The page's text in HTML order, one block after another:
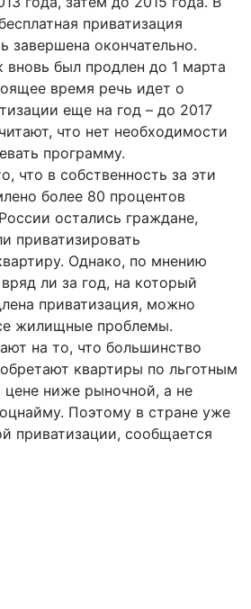
приватизация
завершена окончательно.
вновь был продлен до 1 марта
время речь идет о
еще на год – до 2017
что нет необходимости
программу.
что в собственность за эти
более 80 процентов
остались граждане,
приватизировать
Однако, по мнению
ли за год, на который
приватизация, можно
жилищные проблемы.
на то, что большинство
квартиры по льготным
ниже рыночной, а не
Поэтому в стране уже
приватизации, сообщается